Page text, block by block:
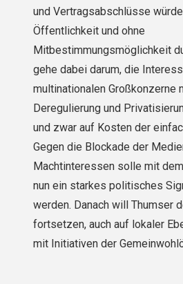
und Vertragsabschlüsse
Öffentlichkeit und ohne
Mitbestimmungsmöglichkeit
gehe dabei darum, die
multinationalen Großkonzerne
Deregulierung und
und zwar auf Kosten der
Gegen die Blockade der
Machtinteressen solle mit
nun ein starkes politisches
werden. Danach will Thumser
fortsetzen, auch auf lokaler
mit Initiativen der